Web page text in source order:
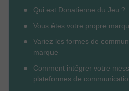
Qui est Donatienne du Jeu ?
Vous êtes votre propre
Variez les formes de
marque
Comment intégrer votre
plateformes de